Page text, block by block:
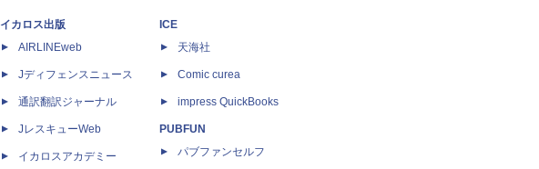
イカロス出版
AIRLINEweb
Jディフェンスニュース
通訳翻訳ジャーナル
JレスキューWeb
イカロスアカデミー
ICE
天海社
Comic curea
impress QuickBooks
PUBFUN
パブファンセルフ